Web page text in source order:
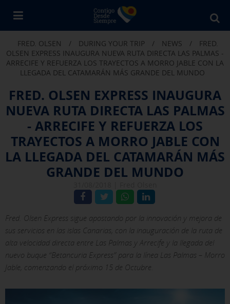
FRED. OLSEN / DURING YOUR TRIP / NEWS /
FRED.
OLSEN EXPRESS INAUGURA NUEVA RUTA DIRECTA LAS PALMAS -
ARRECIFE Y REFUERZA LOS TRAYECTOS A MORRO JABLE CON LA
LLEGADA DEL CATAMARÁN MÁS GRANDE DEL MUNDO
FRED. OLSEN EXPRESS INAUGURA
NUEVA RUTA DIRECTA LAS PALMAS
- ARRECIFE Y REFUERZA LOS
TRAYECTOS A MORRO JABLE CON
LA LLEGADA DEL CATAMARÁN MÁS
GRANDE DEL MUNDO
Fred. Olsen Express sigue apostando por la innovación y mejora de
sus servicios en las islas Canarias, con la inauguración de la ruta de
alta velocidad directa entre Las Palmas y Arrecife y la llegada del
nuevo buque “Betancuria Express” para la línea Las Palmas – Morro
Jable, comenzando el próximo 15 de Octubre